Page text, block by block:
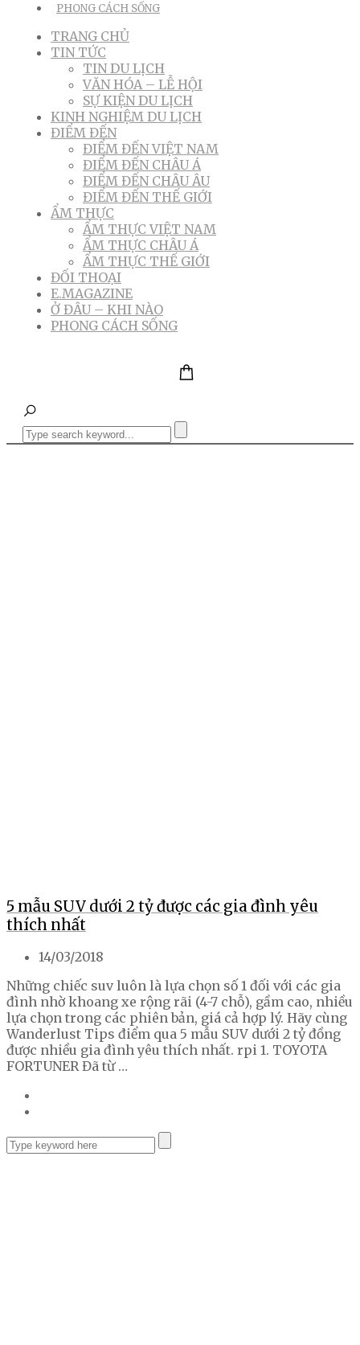
PHONG CÁCH SỐNG
TRANG CHỦ
TIN TỨC
TIN DU LỊCH
VĂN HÓA – LỄ HỘI
SỰ KIỆN DU LỊCH
KINH NGHIỆM DU LỊCH
ĐIỂM ĐẾN
ĐIỂM ĐẾN VIỆT NAM
ĐIỂM ĐẾN CHÂU Á
ĐIỂM ĐẾN CHÂU ÂU
ĐIỂM ĐẾN THẾ GIỚI
ẨM THỰC
ẨM THỰC VIỆT NAM
ẨM THỰC CHÂU Á
ẨM THỰC THẾ GIỚI
ĐỐI THOẠI
E.MAGAZINE
Ở ĐÂU – KHI NÀO
PHONG CÁCH SỐNG
5 mẫu SUV dưới 2 tỷ được các gia đình yêu
thích nhất
14/03/2018
Những chiếc suv luôn là lựa chọn số 1 đối với các gia
đình nhờ khoang xe rộng rãi (4-7 chỗ), gầm cao, nhiều
lựa chọn trong các phiên bản, giá cả hợp lý. Hãy cùng
Wanderlust Tips điểm qua 5 mẫu SUV dưới 2 tỷ đồng
được nhiều gia đình yêu thích nhất. rpi 1. TOYOTA
FORTUNER Đã từ …